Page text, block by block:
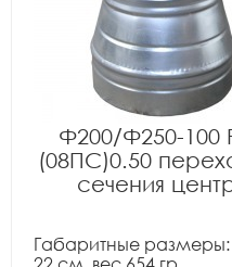
Ф200/Ф250-100
(08ПС)0.50
сечения
Габаритные размеры: